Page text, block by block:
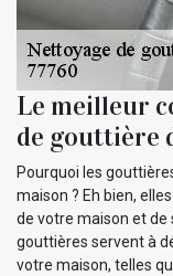
Le meilleur
de gouttière
Pourquoi les
maison ? Eh bien,
de votre maison et de
gouttières servent à
votre maison, telles